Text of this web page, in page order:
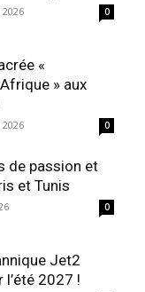
0
«
» aux
0
de passion et
et Tunis
0
Jet2
l’été 2027 !